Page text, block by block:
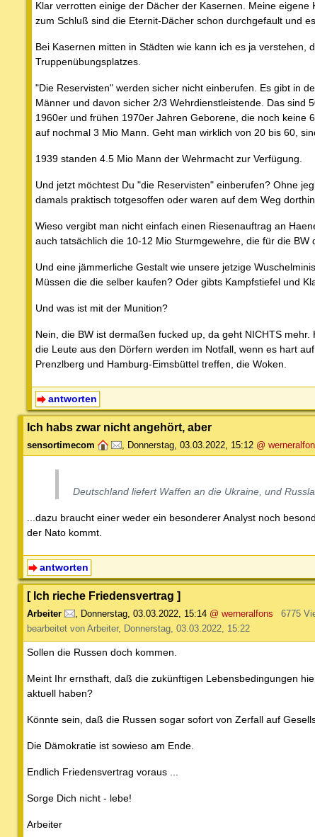
Klar verrotten einige der Dächer der Kasernen. Meine
zum Schluß sind die Eternit-Dächer schon durchgefault und
Bei Kasernen mitten in Städten wie kann ich es ja
Truppenübungsplatzes.
"Die Reservisten" werden sicher nicht einberufen. Es gibt in
Männer und davon sicher 2/3 Wehrdienstleistende. Das sind
1960er und frühen 1970er Jahren Geborene, die noch keine
auf nochmal 3 Mio Mann. Geht man wirklich von 20 bis 60,
1939 standen 4.5 Mio Mann der Wehrmacht zur Verfügung.
Und jetzt möchtest Du "die Reservisten" einberufen? Ohne
damals praktisch totgesoffen oder waren auf dem Weg
Wieso vergibt man nicht einfach einen Riesenauftrag an
auch tatsächlich die 10-12 Mio Sturmgewehre, die für die BW
Und eine jämmerliche Gestalt wie unsere jetzige
Müssen die die selber kaufen? Oder gibts Kampfstiefel und
Und was ist mit der Munition?
Nein, die BW ist dermaßen fucked up, da geht NICHTS
die Leute aus den Dörfern werden im Notfall, wenn es hart
Prenzlberg und Hamburg-Eimsbüttel treffen, die Woken.
antworten
Ich habs zwar nicht angehört, aber
sensortimecom , Donnerstag, 03.03.2022, 15:12 @
Deutschland liefert Waffen an die Ukraine, und
...dazu braucht einer weder ein besonderer Analyst noch
der Nato kommt.
antworten
[ Ich rieche Friedensvertrag ]
Arbeiter , Donnerstag, 03.03.2022, 15:14 @ werneralfons
6775
bearbeitet von Arbeiter, Donnerstag, 03.03.2022, 15:22
Sollen die Russen doch kommen.
Meint Ihr ernsthaft, daß die zukünftigen Lebensbedingungen
aktuell haben?
Könnte sein, daß die Russen sogar sofort von Zerfall auf
Die Dämokratie ist sowieso am Ende.
Endlich Friedensvertrag voraus ...
Sorge Dich nicht - lebe!
Arbeiter